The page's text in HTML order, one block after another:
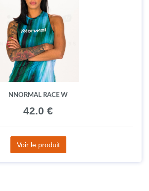
NNORMAL RACE W
42.0 €
Voir le produit